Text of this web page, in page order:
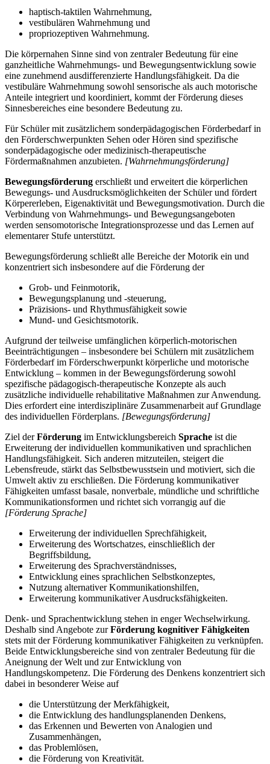
haptisch-taktilen Wahrnehmung,
vestibulären Wahrnehmung und
propriozeptiven Wahrnehmung.
Die körpernahen Sinne sind von zentraler Bedeutung für eine
ganzheitliche Wahrnehmungs- und Bewegungsentwicklung sowie
eine zunehmend ausdifferenzierte Handlungsfähigkeit. Da die
vestibuläre Wahrnehmung sowohl sensorische als auch motorische
Anteile integriert und koordiniert, kommt der Förderung dieses
Sinnesbereiches eine besondere Bedeutung zu.
Für Schüler mit zusätzlichem sonderpädagogischen Förderbedarf in
den Förderschwerpunkten Sehen oder Hören sind spezifische
sonderpädagogische oder medizinisch-therapeutische
Fördermaßnahmen anzubieten. [Wahrnehmungsförderung]
Bewegungsförderung erschließt und erweitert die körperlichen
Bewegungs- und Ausdrucksmöglichkeiten der Schüler und fördert
Körpererleben, Eigenaktivität und Bewegungsmotivation. Durch die
Verbindung von Wahrnehmungs- und Bewegungsangeboten
werden sensomotorische Integrationsprozesse und das Lernen auf
elementarer Stufe unterstützt.
Bewegungsförderung schließt alle Bereiche der Motorik ein und
konzentriert sich insbesondere auf die Förderung der
Grob- und Feinmotorik,
Bewegungsplanung und -steuerung,
Präzisions- und Rhythmusfähigkeit sowie
Mund- und Gesichtsmotorik.
Aufgrund der teilweise umfänglichen körperlich-motorischen
Beeinträchtigungen – insbesondere bei Schülern mit zusätzlichem
Förderbedarf im Förderschwerpunkt körperliche und motorische
Entwicklung – kommen in der Bewegungsförderung sowohl
spezifische pädagogisch-therapeutische Konzepte als auch
zusätzliche individuelle rehabilitative Maßnahmen zur Anwendung.
Dies erfordert eine interdisziplinäre Zusammenarbeit auf Grundlage
des individuellen Förderplans. [Bewegungsförderung]
Ziel derFörderung im Entwicklungsbereich Sprache ist die
Erweiterung der individuellen kommunikativen und sprachlichen
Handlungsfähigkeit. Sich anderen mitzuteilen, steigert die
Lebensfreude, stärkt das Selbstbewusstsein und motiviert, sich die
Umwelt aktiv zu erschließen. Die Förderung kommunikativer
Fähigkeiten umfasst basale, nonverbale, mündliche und schriftliche
Kommunikationsformen und richtet sich vorrangig auf die
[Förderung Sprache]
Erweiterung der individuellen Sprechfähigkeit,
Erweiterung des Wortschatzes, einschließlich der
Begriffsbildung,
Erweiterung des Sprachverständnisses,
Entwicklung eines sprachlichen Selbstkonzeptes,
Nutzung alternativer Kommunikationshilfen,
Erweiterung kommunikativer Ausdrucksfähigkeiten.
Denk- und Sprachentwicklung stehen in enger Wechselwirkung.
Deshalb sind Angebote zurFörderung kognitiver Fähigkeiten
stets mit der Förderung kommunikativer Fähigkeiten zu verknüpfen.
Beide Entwicklungsbereiche sind von zentraler Bedeutung für die
Aneignung der Welt und zur Entwicklung von
Handlungskompetenz. Die Förderung des Denkens konzentriert sich
dabei in besonderer Weise auf
die Unterstützung der Merkfähigkeit,
die Entwicklung des handlungsplanenden Denkens,
das Erkennen und Bewerten von Analogien und
Zusammenhängen,
das Problemlösen,
die Förderung von Kreativität.